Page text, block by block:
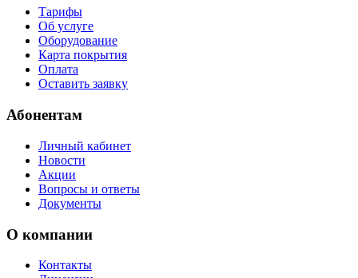
Тарифы
Об услуге
Оборудование
Карта покрытия
Оплата
Оставить заявку
Абонентам
Личный кабинет
Новости
Акции
Вопросы и ответы
Документы
О компании
Контакты